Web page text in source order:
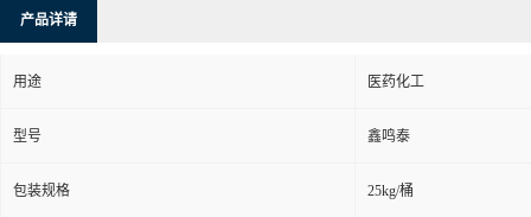
产品详请
用途 医药化工
型号 鑫鸣泰
包装规格 25kg/桶